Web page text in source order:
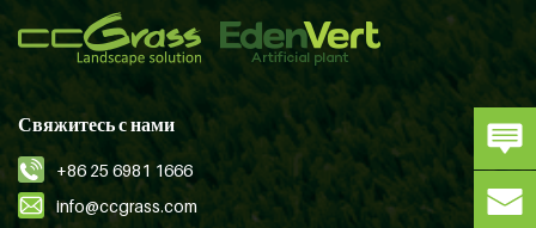
Свяжитесь с нами
+86 25 6981 1666
info@ccgrass.com